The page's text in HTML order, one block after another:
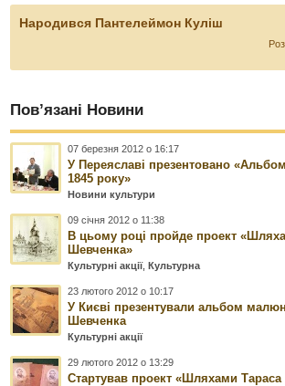
Народився Пантелеймон Куліш
Пов’язані Новини
07 березня 2012 о 16:17
У Переяславі презентовано
1845 року»
Новини культури
09 січня 2012 о 11:38
В цьому році пройде проект
Шевченка»
Культурні акції,Культурна
23 лютого 2012 о 10:17
У Києві презентували альбом
Шевченка
Культурні акції
29 лютого 2012 о 13:29
Стартував проект «Шляхами